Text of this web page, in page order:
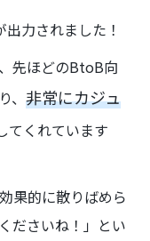
力されました！
先ほどのBtoB向
、非常にカジュ
てくれています
果的に散りばめら
ださいね！」とい